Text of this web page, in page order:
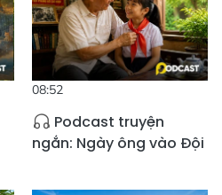
08:52
Podcast truyện
ngắn: Ngày ông vào Đội